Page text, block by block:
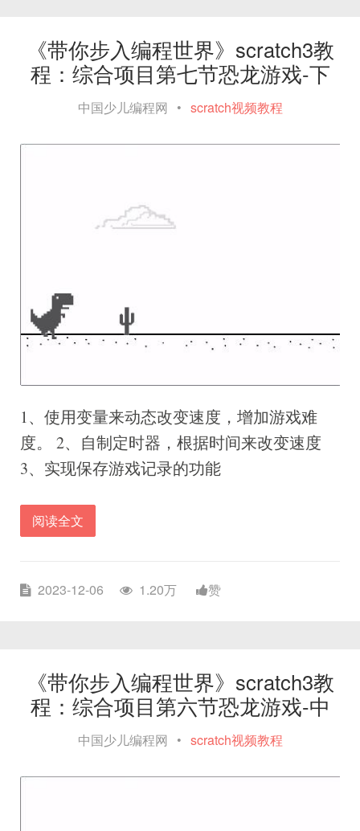
《带你步入编程世界》scratch3教
程：综合项目第七节恐龙游戏-下
中国少儿编程网 • scratch视频教程
1、使用变量来动态改变速度，增加游戏难
度。 2、自制定时器，根据时间来改变速度
3、实现保存游戏记录的功能
阅读全文
2023-12-06 1.20万 赞
《带你步入编程世界》scratch3教
程：综合项目第六节恐龙游戏-中
中国少儿编程网 • scratch视频教程